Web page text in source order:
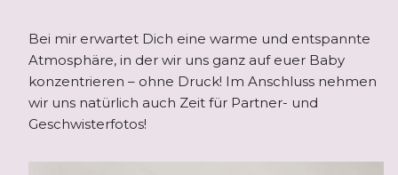
Bei mir erwartet Dich eine warme und entspannte
Atmosphäre, in der wir uns ganz auf euer Baby
konzentrieren – ohne Druck! Im Anschluss nehmen
wir uns natürlich auch Zeit für Partner- und
Geschwisterfotos!